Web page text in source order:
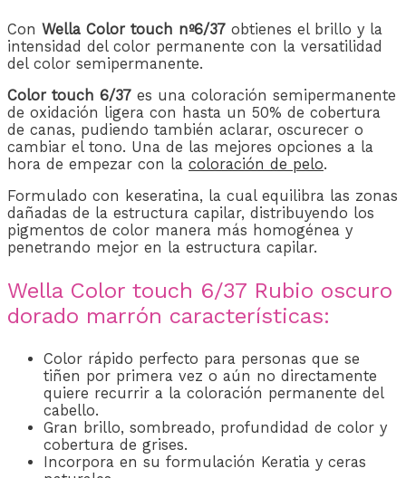
Con Wella Color touch nº6/37 obtienes el brillo y la
intensidad del color permanente con la versatilidad
del color semipermanente.
Color touch 6/37 es una coloración semipermanente
de oxidación ligera con hasta un 50% de cobertura
de canas, pudiendo también aclarar, oscurecer o
cambiar el tono. Una de las mejores opciones a la
hora de empezar con la coloración de pelo.
Formulado con keseratina, la cual equilibra las zonas
dañadas de la estructura capilar, distribuyendo los
pigmentos de color manera más homogénea y
penetrando mejor en la estructura capilar.
Wella Color touch 6/37 Rubio oscuro
dorado marrón características:
Color rápido perfecto para personas que se
tiñen por primera vez o aún no directamente
quiere recurrir a la coloración permanente del
cabello.
Gran brillo, sombreado, profundidad de color y
cobertura de grises.
Incorpora en su formulación Keratia y ceras